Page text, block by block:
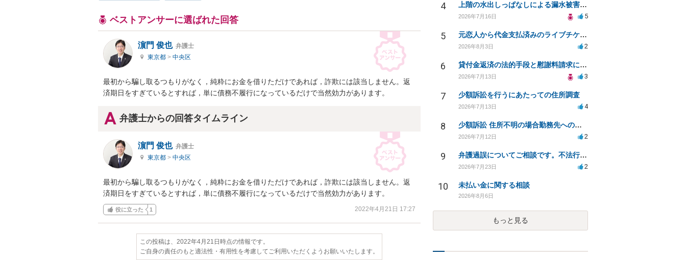
ベストアンサーに選ばれた回答
濵門 俊也 弁護士
東京都 > 中央区
最初から騙し取るつもりがなく，純粋にお金を借りただけであれば，詐欺には該当しません。返
済期日をすぎているとすれば，単に債務不履行になっているだけで当然効力があります。
弁護士からの回答タイムライン
濵門 俊也 弁護士
東京都 > 中央区
最初から騙し取るつもりがなく，純粋にお金を借りただけであれば，詐欺には該当しません。返
済期日をすぎているとすれば，単に債務不履行になっているだけで当然効力があります。
役に立った 1 2022年4月21日 17:27
この投稿は、2022年4月21日時点の情報です。
ご自身の責任のもと適法性・有用性を考慮してご利用いただくようお願いいたします。
4 上階の水出しっぱなしによる漏水被害、130万円の回収方法を相談したい
2026年7月16日 5
5 元恋人から代金支払済みのライブチケットを回収したい。
2026年8月3日 2
6 貸付金返済の法的手段と慰謝料請求について
2026年7月13日 3
7 少額訴訟を行うにあたっての住所調査
2026年7月13日 4
8 少額訴訟 住所不明の場合勤務先への書類送達は可能？
2026年7月12日 2
9 弁護過誤についてご相談です。不法行為の遅延損害金起算日について。
2026年7月23日 2
10 未払い金に関する相談
2026年8月6日
もっと見る